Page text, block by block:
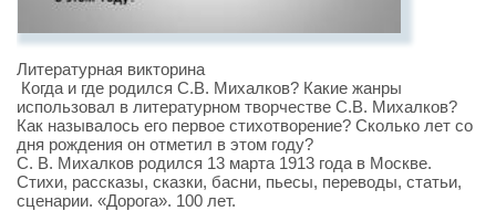
Литературная викторина
Когда и где родился С.В. Михалков? Какие жанры
использовал в литературном творчестве С.В. Михалков?
Как называлось его первое стихотворение? Сколько лет со
дня рождения он отметил в этом году?
С. В. Михалков родился 13 марта 1913 года в Москве.
Стихи, рассказы, сказки, басни, пьесы, переводы, статьи,
сценарии. «Дорога». 100 лет.